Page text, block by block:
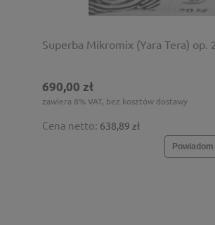
Superba Mikromix (Yara Tera) op.
690,00 zł
zawiera 8% VAT, bez kosztów dostawy
Cena netto: 638,89 zł